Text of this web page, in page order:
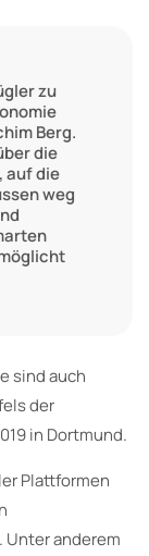
zu
Berg.
die
auf die
weg
sind auch
der
in Dortmund.
Plattformen
anderem